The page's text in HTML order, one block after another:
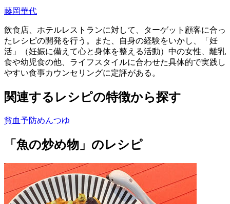
藤岡華代
飲食店、ホテルレストランに対して、ターゲット顧客に合っ
たレシピの開発を行う。また、自身の経験をいかし、「妊
活」（妊娠に備えて心と身体を整える活動）中の女性、離乳
食や幼児食の他、ライフスタイルに合わせた具体的で実践し
やすい食事カウンセリングに定評がある。
関連するレシピの特徴から探す
貧血予防めんつゆ
「魚の炒め物」のレシピ